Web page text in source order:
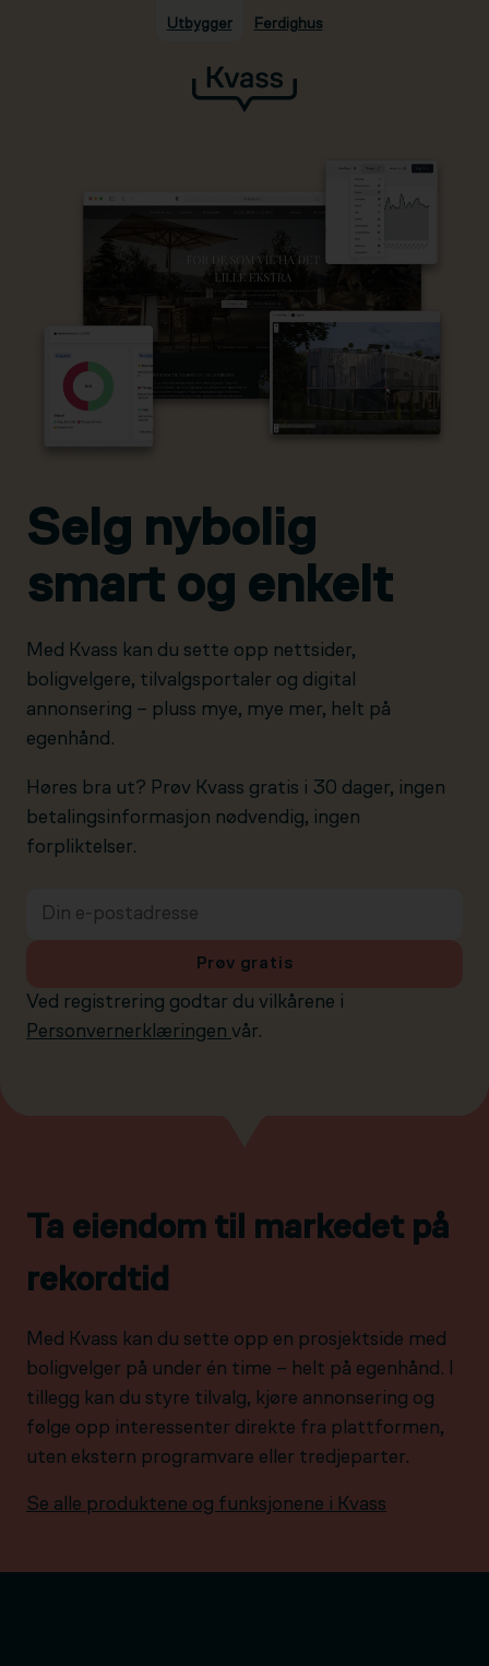
Hopp til hovedinnhold
Utbygger Ferdighus
Selg nybolig
smart og enkelt
Med Kvass kan du sette opp nettsider,
boligvelgere, tilvalgsportaler og digital
annonsering – pluss mye, mye mer, helt på
egenhånd.
Høres bra ut? Prøv Kvass gratis i 30 dager, ingen
betalingsinformasjon nødvendig, ingen
forpliktelser.
Ved registrering godtar du vilkårene i
Personvernerklæringen vår.
Prøv gratis
Ta eiendom til markedet på
rekordtid
Med Kvass kan du sette opp en prosjektside med
boligvelger på under én time – helt på egenhånd. I
tillegg kan du styre tilvalg, kjøre annonsering og
følge opp interessenter direkte fra plattformen,
uten ekstern programvare eller tredjeparter.
Se alle produktene og funksjonene i Kvass